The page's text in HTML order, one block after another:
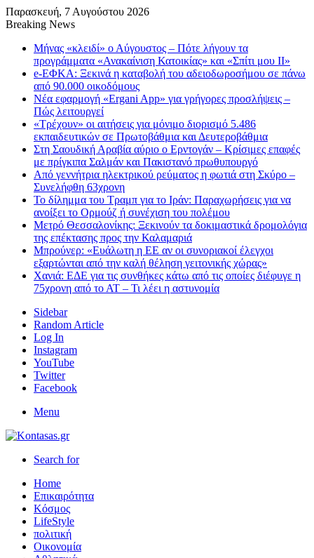
Παρασκευή, 7 Αυγούστου 2026
Breaking News
Μήνας «κλειδί» ο Αύγουστος – Πότε λήγουν τα
προγράμματα «Ανακαίνιση Κατοικίας» και «Σπίτι μου ΙΙ»
e-ΕΦΚΑ: Ξεκινά η καταβολή του αδειοδωροσήμου σε πάνω
από 90.000 οικοδόμους
Νέα εφαρμογή «Ergani App» για γρήγορες προσλήψεις –
Πώς λειτουργεί
«Τρέχουν» οι αιτήσεις για μόνιμο διορισμό 5.486
εκπαιδευτικών σε Πρωτοβάθμια και Δευτεροβάθμια
Στη Σαουδική Αραβία αύριο ο Ερντογάν – Κρίσιμες επαφές
με πρίγκιπα Σαλμάν και Πακιστανό πρωθυπουργό
Από γεννήτρια ηλεκτρικού ρεύματος η φωτιά στη Σκύρο –
Συνελήφθη 63χρονη
Το δίλημμα του Τραμπ για το Ιράν: Παραχωρήσεις για να
ανοίξει το Ορμούζ ή συνέχιση του πολέμου
Μετρό Θεσσαλονίκης: Ξεκινούν τα δοκιμαστικά δρομολόγια
της επέκτασης προς την Καλαμαριά
Μπρούνερ: «Ευάλωτη η ΕΕ αν οι συνοριακοί έλεγχοι
εξαρτώνται από την καλή θέληση γειτονικής χώρας»
Χανιά: ΕΔΕ για τις συνθήκες κάτω από τις οποίες διέφυγε η
75χρονη από το ΑΤ – Τι λέει η αστυνομία
Sidebar
Random Article
Log In
Instagram
YouTube
Twitter
Facebook
Menu
Search for
Home
Επικαιρότητα
Κόσμος
LifeStyle
πολιτική
Οικονομία